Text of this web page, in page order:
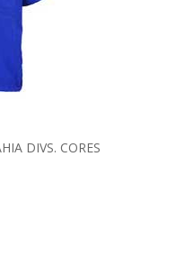
DIVS. CORES